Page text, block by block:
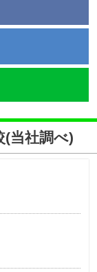
当社調べ)